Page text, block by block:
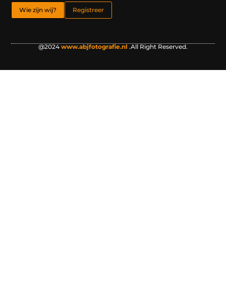
Wie zijn wij? Registreer
@2024www.abjfotografie.nl .All Right Reserved.